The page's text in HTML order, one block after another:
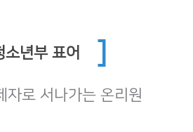
년부 표어
자로 서나가는 온리원